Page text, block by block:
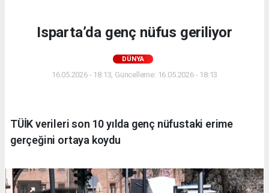
Isparta’da genç nüfus geriliyor
DÜNYA
16.05.2026 - 18:13, Güncelleme: 16.05.2026 - 18:13
TÜİK verileri son 10 yılda genç nüfustaki erime
gerçeğini ortaya koydu